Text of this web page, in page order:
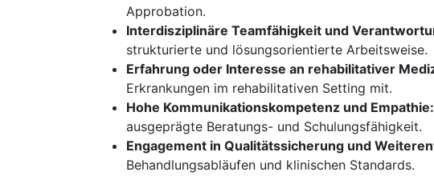
Approbation.
Interdisziplinäre Teamfähigkeit und
strukturierte und lösungsorientierte Arbeitsweise.
Erfahrung oder Interesse an rehabilitativer
Erkrankungen im rehabilitativen Setting mit.
Hohe Kommunikationskompetenz und Empathie:
ausgeprägte Beratungs- und Schulungsfähigkeit.
Engagement in Qualitätssicherung und
Behandlungsabläufen und klinischen Standards.